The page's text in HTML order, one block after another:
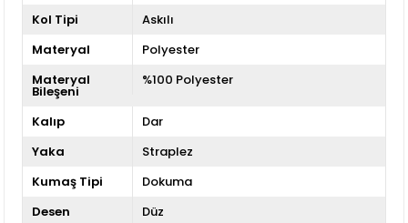
Kol Tipi
Askılı
Materyal
Polyester
Materyal
Bileşeni
%100 Polyester
Kalıp
Dar
Yaka
Straplez
Kumaş Tipi
Dokuma
Desen
Düz